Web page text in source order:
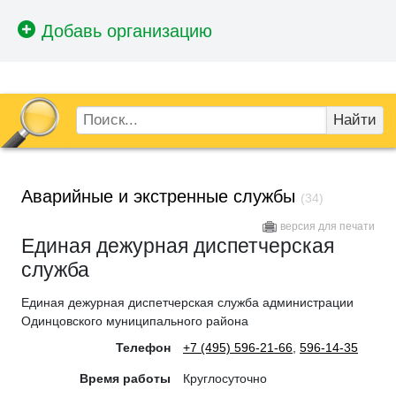
Найти
Аварийные и экстренные службы (34)
версия для печати
Единая дежурная диспетчерская
служба
Единая дежурная диспетчерская служба администрации
Одинцовского муниципального района
Телефон
+7 (495) 596-21-66, 596-14-35
Время работы Круглосуточно